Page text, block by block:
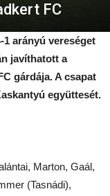
FC
arányú vereséget
javíthatott a
gárdája. A csapat
együttesét.
Marton, Gaál,
(Tasnádi),